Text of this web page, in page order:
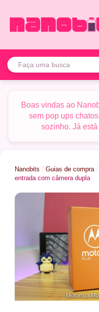
para
Boas vindas ao
sem pop ups
sozinho. Já
Nanobits / Guias de compra/
entrada com câmera dupla
Motorola